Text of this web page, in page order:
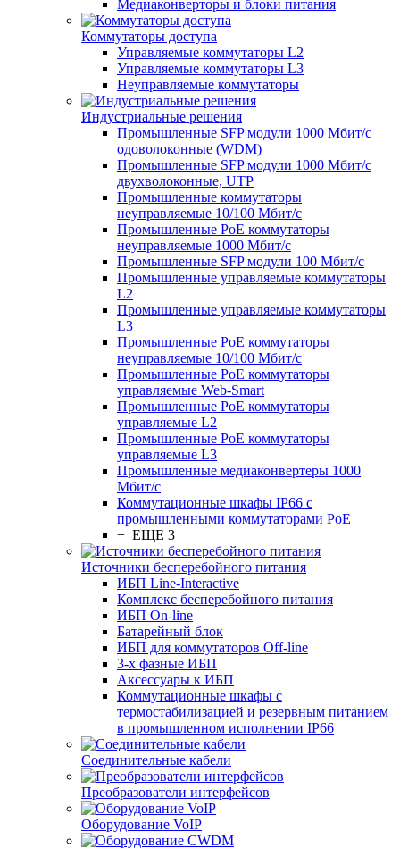
Медиаконверторы и блоки питания
Коммутаторы доступа
Управляемые коммутаторы L2
Управляемые коммутаторы L3
Неуправляемые коммутаторы
Индустриальные решения
Промышленные SFP модули 1000 Мбит/c
одоволоконные (WDM)
Промышленные SFP модули 1000 Мбит/c
двухволоконные, UTP
Промышленные коммутаторы
неуправляемые 10/100 Мбит/с
Промышленные PoE коммутаторы
неуправляемые 1000 Мбит/с
Промышленные SFP модули 100 Мбит/c
Промышленные управляемые коммутаторы
L2
Промышленные управляемые коммутаторы
L3
Промышленные PoE коммутаторы
неуправляемые 10/100 Мбит/с
Промышленные PoE коммутаторы
управляемые Web-Smart
Промышленные PoE коммутаторы
управляемые L2
Промышленные PoE коммутаторы
управляемые L3
Промышленные медиаконвертеры 1000
Мбит/с
Коммутационные шкафы IP66 c
промышленными коммутаторами PoE
+ ЕЩЕ 3
Источники бесперебойного питания
ИБП Line-Interactive
Комплекс бесперебойного питания
ИБП On-line
Батарейный блок
ИБП для коммутаторов Off-line
3-х фазные ИБП
Аксессуары к ИБП
Коммутационные шкафы с
термостабилизацией и резервным питанием
в промышленном исполнении IP66
Соединительные кабели
Преобразователи интерфейсов
Оборудование VoIP